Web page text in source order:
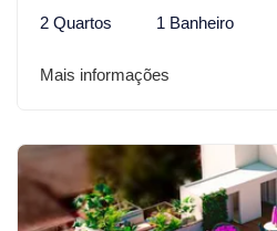
2 Quartos 1 Banheiro
Mais informações